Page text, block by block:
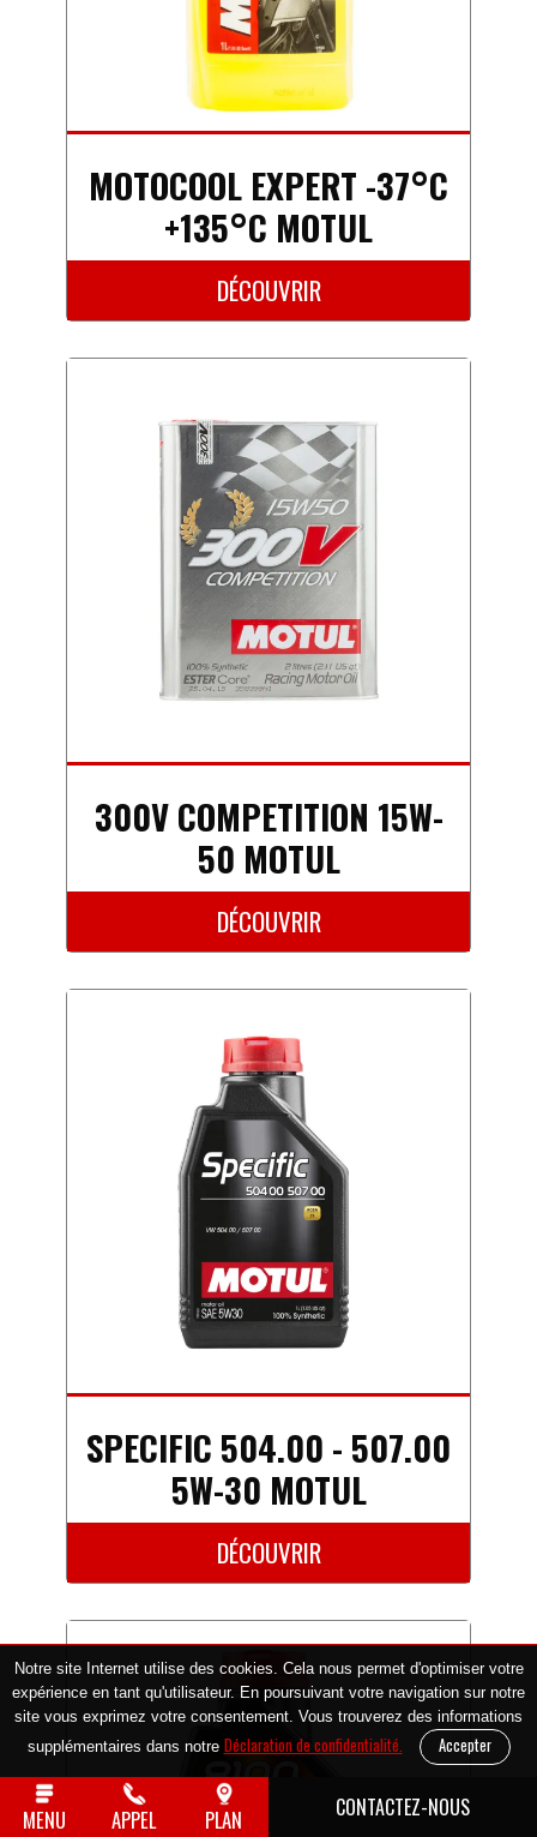
Notre site Internet utilise des cookies. Cela nous permet d'optimiser votre
expérience en tant qu'utilisateur. En poursuivant votre navigation sur notre
site vous exprimez votre consentement. Vous trouverez des informations
supplémentaires dans notre Déclaration de confidentialité.
MENU APPEL PLAN CONTACTEZ-NOUS
MOTOCOOL EXPERT -37°C
+135°C MOTUL
DÉCOUVRIR
300V COMPETITION 15W-
50 MOTUL
DÉCOUVRIR
SPECIFIC 504.00 - 507.00
5W-30 MOTUL
DÉCOUVRIR